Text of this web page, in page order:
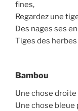
fines,
Regardez une
Des nages ses
Tiges des
Bambou
Une chose
Une chose